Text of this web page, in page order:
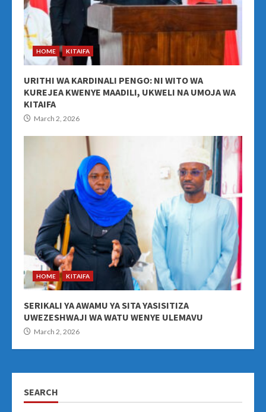
HOME KITAIFA
URITHI WA KARDINALI PENGO: NI WITO WA
KUREJEA KWENYE MAADILI, UKWELI NA UMOJA WA
KITAIFA
March 2, 2026
HOME KITAIFA
SERIKALI YA AWAMU YA SITA YASISITIZA
UWEZESHWAJI WA WATU WENYE ULEMAVU
March 2, 2026
SEARCH